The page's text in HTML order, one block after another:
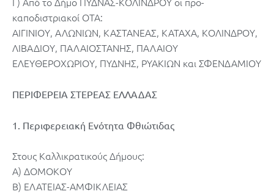
καποδιστριακοί ΟΤΑ:
ΑΙΓΙΝΙΟΥ, ΑΛΩΝΙΩΝ, ΚΑΣΤΑΝΕΑΣ, ΚΑΤΑΧΑ, ΚΟΛΙΝΔΡΟΥ,
ΛΙΒΑΔΙΟΥ, ΠΑΛΑΙΟΣΤΑΝΗΣ, ΠΑΛΑΙΟΥ
ΕΛΕΥΘΕΡΟΧΩΡΙΟΥ, ΠΥΔΝΗΣ, ΡΥΑΚΙΩΝ και ΣΦΕΝΔΑΜΙΟΥ
ΠΕΡΙΦΕΡΕΙΑ ΣΤΕΡΕΑΣ ΕΛΛΑΔΑΣ
1. Περιφερειακή Ενότητα Φθιώτιδας
Στους Καλλικρατικούς Δήμους:
A) ΔΟΜΟΚΟΥ
Β) ΕΛΑΤΕΙΑΣ-ΑΜΦΙΚΛΕΙΑΣ